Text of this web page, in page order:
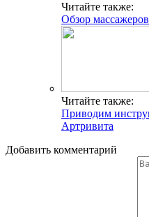
Читайте также:
Обзор
Читайте также:
Приводим
Артривита
Добавить комментарий